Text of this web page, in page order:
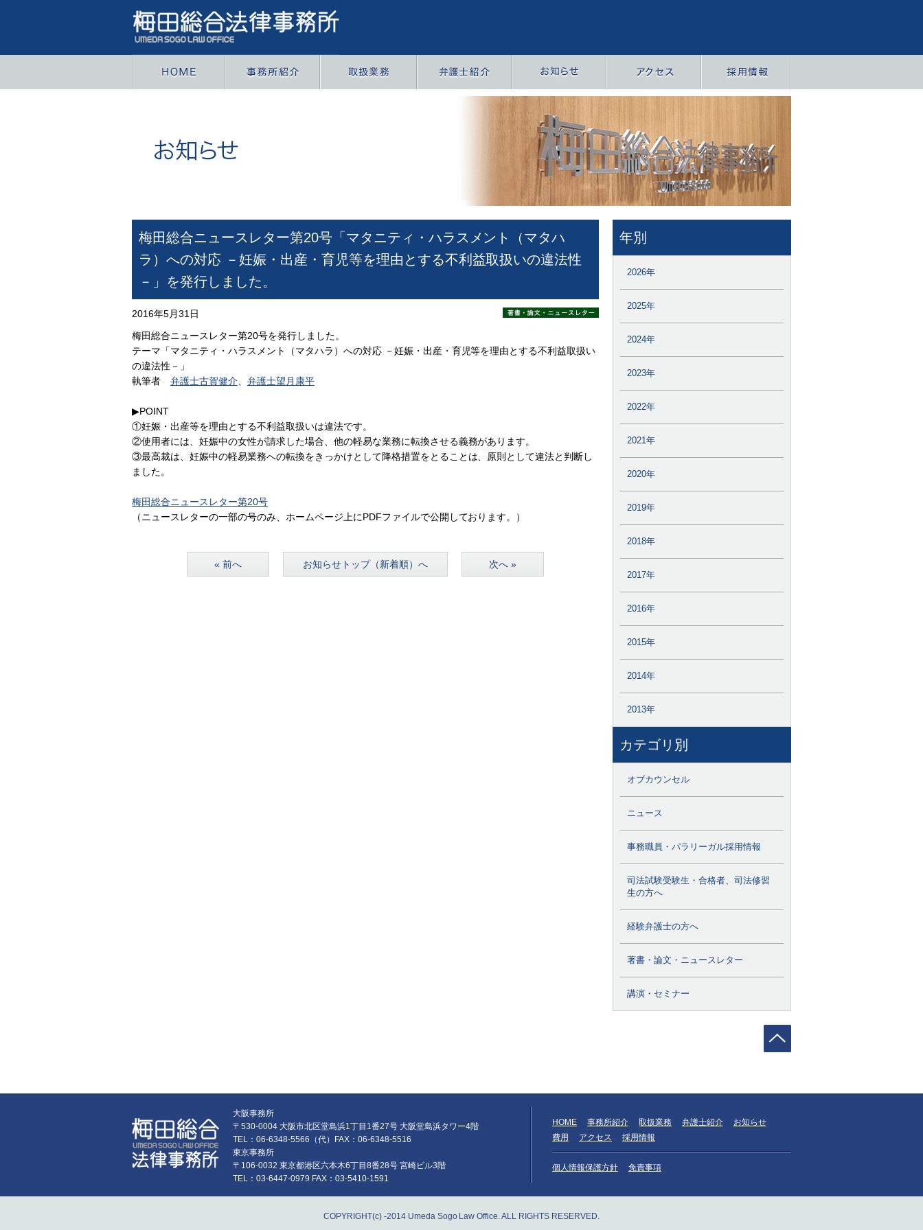
梅田総合ニュースレター第20号「マタニティ・ハラスメント（マタハ
ラ）への対応 －妊娠・出産・育児等を理由とする不利益取扱いの違法性
－」を発行しました。
2016年5月31日
梅田総合ニュースレター第20号を発行しました。
テーマ「マタニティ・ハラスメント（マタハラ）への対応 －妊娠・出産・育児等を理由とする不利益取扱い
の違法性－」
執筆者 弁護士古賀健介、 弁護士望月康平
▶POINT
①妊娠・出産等を理由とする不利益取扱いは違法です。
②使用者には、妊娠中の女性が請求した場合、他の軽易な業務に転換させる義務があります。
③最高裁は、妊娠中の軽易業務への転換をきっかけとして降格措置をとることは、原則として違法と判断し
ました。
梅田総合ニュースレター第20号
（ニュースレターの一部の号のみ、ホームページ上にPDFファイルで公開しております。）
« 前へ お知らせトップ（新着順）へ 次へ »
年別
2026年
2025年
2024年
2023年
2022年
2021年
2020年
2019年
2018年
2017年
2016年
2015年
2014年
2013年
カテゴリ別
オブカウンセル
ニュース
事務職員・パラリーガル採用情報
司法試験受験生・合格者、司法修習
生の方へ
経験弁護士の方へ
著書・論文・ニュースレター
講演・セミナー
大阪事務所
〒530-0004 大阪市北区堂島浜1丁目1番27号 大阪堂島浜タワー4階
TEL：06-6348-5566（代）FAX：06-6348-5516
東京事務所
〒106-0032 東京都港区六本木6丁目8番28号 宮崎ビル3階
TEL：03-6447-0979 FAX：03-5410-1591
HOME 事務所紹介 取扱業務 弁護士紹介
お知らせ
費用
アクセス 採用情報
個人情報保護方針 免責事項
COPYRIGHT(c) -2014 Umeda Sogo Law Office. ALL RIGHTS RESERVED.